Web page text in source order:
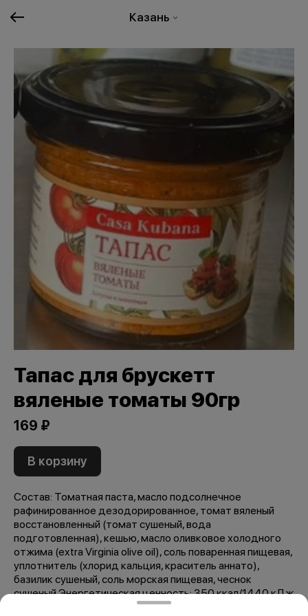
Казань
Тапас для брускетт
вяленые томаты 90гр
169 ₽
В корзину
Состав: Томатная паста, масло подсолнечное
рафинированное дезодорированное, томат вяленый
восстановленный (томат сушеный, вода
подготовленная), кешью, масло оливковое холодного
отжима (extra Virginia olive oil), соль поваренная пищевая,
уплотнитель (хлорид кальция, краситель аннато),
базилик сушеный, соль морская пищевая, чеснок
сушеный Энергетическая ценность: 350 ккал/1440 кДж
Белки- 4 г, жиры- 30 г, углеводы-12 г Продукт готов к